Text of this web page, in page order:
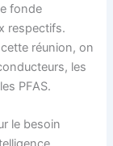
fonde
respectifs.
réunion, on
les
PFAS.
le besoin